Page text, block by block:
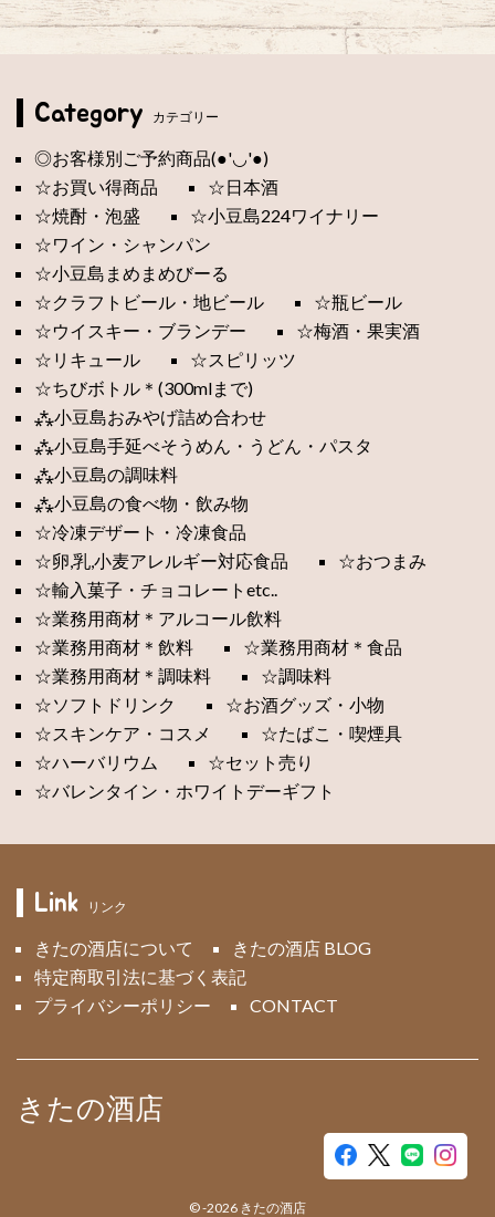
Category カテゴリー
◎お客様別ご予約商品(●'◡'●)
☆お買い得商品
☆日本酒
☆焼酎・泡盛
☆小豆島224ワイナリー
☆ワイン・シャンパン
☆小豆島まめまめびーる
☆クラフトビール・地ビール
☆瓶ビール
☆ウイスキー・ブランデー
☆梅酒・果実酒
☆リキュール
☆スピリッツ
☆ちびボトル＊(300mlまで)
⁂小豆島おみやげ詰め合わせ
⁂小豆島手延べそうめん・うどん・パスタ
⁂小豆島の調味料
⁂小豆島の食べ物・飲み物
☆冷凍デザート・冷凍食品
☆卵,乳,小麦アレルギー対応食品
☆おつまみ
☆輸入菓子・チョコレートetc..
☆業務用商材＊アルコール飲料
☆業務用商材＊飲料
☆業務用商材＊食品
☆業務用商材＊調味料
☆調味料
☆ソフトドリンク
☆お酒グッズ・小物
☆スキンケア・コスメ
☆たばこ・喫煙具
☆ハーバリウム
☆セット売り
☆バレンタイン・ホワイトデーギフト
Link リンク
きたの酒店について
きたの酒店 BLOG
特定商取引法に基づく表記
プライバシーポリシー
CONTACT
きたの酒店
©-2026 きたの酒店